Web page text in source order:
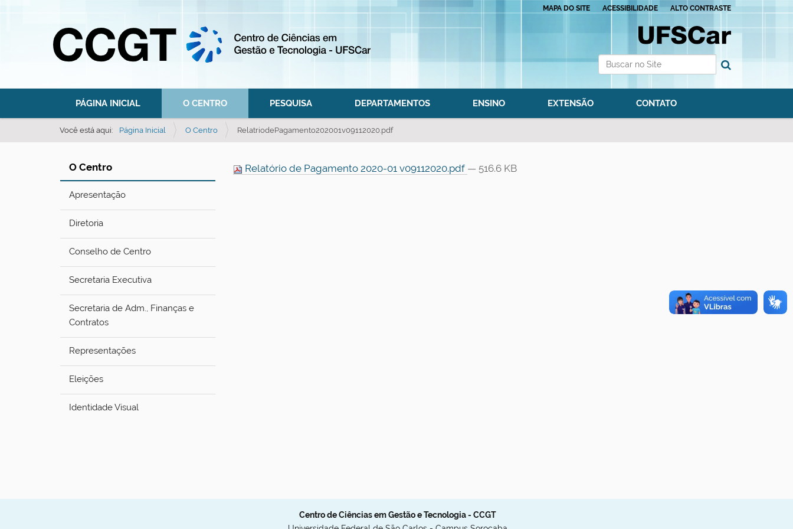
Busca
MAPA DO SITE ACESSIBILIDADE ALTO CONTRASTE
PÁGINA INICIAL O CENTRO PESQUISA DEPARTAMENTOS ENSINO EXTENSÃO CONTATO
Você está aqui: Página Inicial O Centro RelatriodePagamento202001v09112020.pdf
O Centro
Apresentação
Diretoria
Conselho de Centro
Secretaria Executiva
Secretaria de Adm., Finanças e
Contratos
Representações
Eleições
Identidade Visual
Relatório de Pagamento 2020-01 v09112020.pdf — 516.6 KB
Centro de Ciências em Gestão e Tecnologia - CCGT